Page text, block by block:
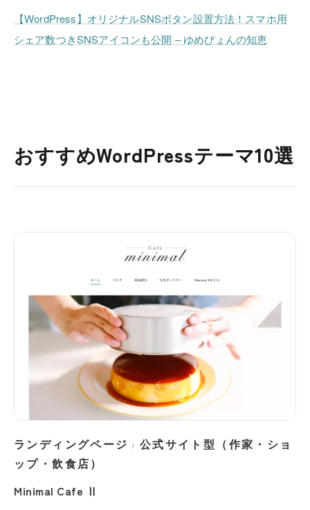
【WordPress】オリジナルSNSボタン設置方法！スマホ用
シェア数つきSNSアイコンも公開 – ゆめぴょんの知恵
おすすめWordPressテーマ10選
ランディングページ / 公式サイト型（作家・ショ
ップ・飲食店）
Minimal Cafe Ⅱ